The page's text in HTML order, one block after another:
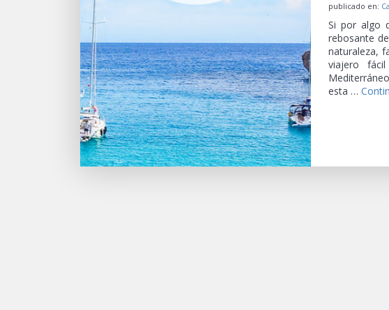
publicado en:
Si por algo
rebosante
naturaleza,
viajero
esta …